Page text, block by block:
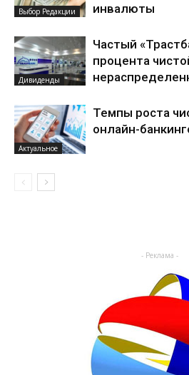
Выбор Редакции
инвалюты
Дивиденды
Частый
процента
Актуальное
Темпы роста
онлайн-
- Реклама -